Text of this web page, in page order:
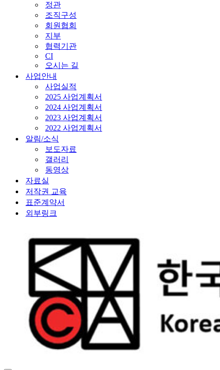
정관
조직구성
회원협회
지부
협력기관
CI
오시는 길
사업안내
사업실적
2025 사업계획서
2024 사업계획서
2023 사업계획서
2022 사업계획서
알림/소식
보도자료
갤러리
동영상
자료실
저작권 교육
표준계약서
외부링크